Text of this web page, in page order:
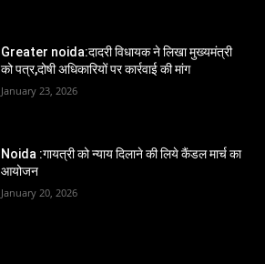
Greater noida:दादरी विधायक ने लिखा मुख्यमंत्री
को पत्र,दोषी अधिकारियों पर कार्रवाई की मांग
January 23, 2026
Noida :गायत्री को न्याय दिलाने की लिये कैंडल मार्च का
आयोजन
January 20, 2026